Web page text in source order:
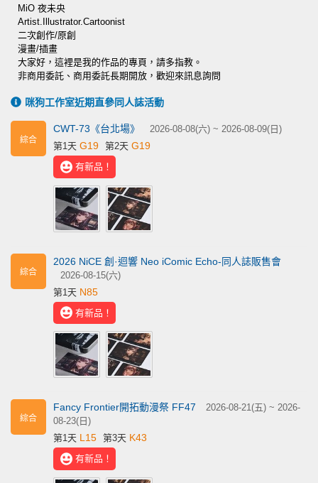
MiO 夜未央
Artist.Illustrator.Cartoonist
二次創作/原創​
漫畫/插畫
大家好，這裡是我的作品的專頁，請多指教。​
非商用委託、商用委託長期開放，歡迎來訊息詢問
咪狗工作室近期直參同人誌活動
綜合
CWT-73《台北場》
2026-08-08(六) ~ 2026-08-09(日)
第1天 G19 第2天 G19
有新品！
綜合
2026 NiCE 創·迴響 Neo iComic Echo-同人誌販售會
2026-08-15(六)
第1天 N85
有新品！
綜合
Fancy Frontier開拓動漫祭 FF47
2026-08-21(五) ~ 2026-
08-23(日)
第1天 L15 第3天 K43
有新品！